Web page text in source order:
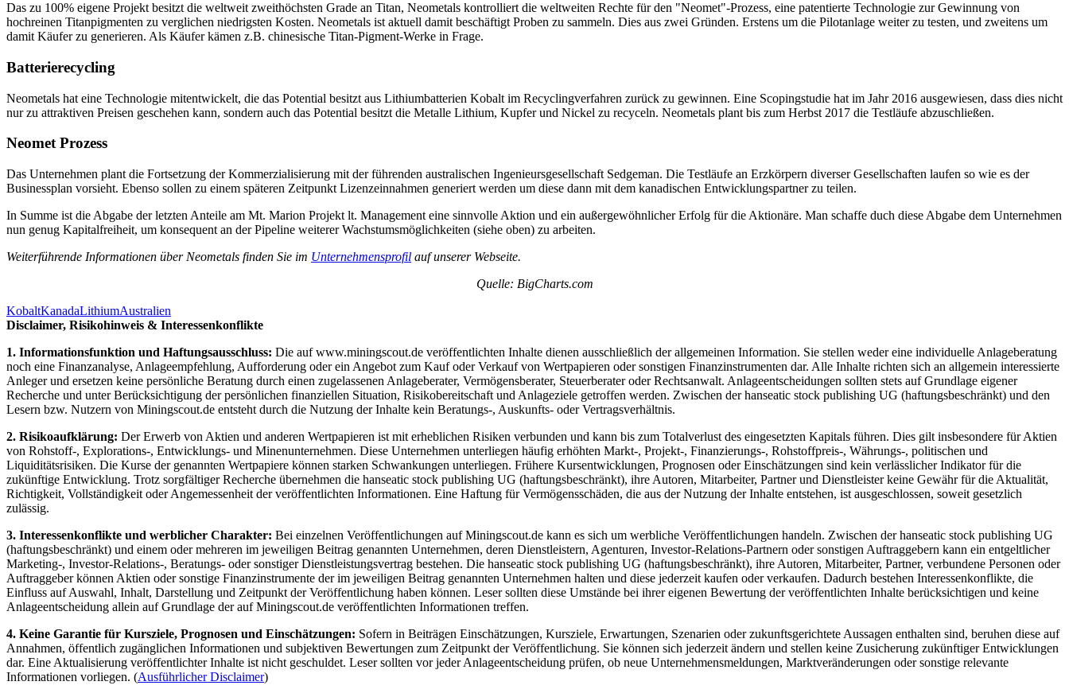
Das zu 100% eigene Projekt besitzt die weltweit zweithöchsten Grade an Titan, Neometals kontrolliert die weltweiten Rechte für den "Neomet"-Prozess, eine patentierte Technologie zur Gewinnung von
hochreinen Titanpigmenten zu verglichen niedrigsten Kosten. Neometals ist aktuell damit beschäftigt Proben zu sammeln. Dies aus zwei Gründen. Erstens um die Pilotanlage weiter zu testen, und zweitens um
damit Käufer zu generieren. Als Käufer kämen z.B. chinesische Titan-Pigment-Werke in Frage.
Batterierecycling
Neometals hat eine Technologie mitentwickelt, die das Potential besitzt aus Lithiumbatterien Kobalt im Recyclingverfahren zurück zu gewinnen. Eine Scopingstudie hat im Jahr 2016 ausgewiesen, dass dies nicht
nur zu attraktiven Preisen geschehen kann, sondern auch das Potential besitzt die Metalle Lithium, Kupfer und Nickel zu recyceln. Neometals plant bis zum Herbst 2017 die Testläufe abzuschließen.
Neomet Prozess
Das Unternehmen plant die Fortsetzung der Kommerzialisierung mit der führenden australischen Ingenieursgesellschaft Sedgeman. Die Testläufe an Erzkörpern diverser Gesellschaften laufen so wie es der
Businessplan vorsieht. Ebenso sollen zu einem späteren Zeitpunkt Lizenzeinnahmen generiert werden um diese dann mit dem kanadischen Entwicklungspartner zu teilen.
In Summe ist die Abgabe der letzten Anteile am Mt. Marion Projekt lt. Management eine sinnvolle Aktion und ein außergewöhnlicher Erfolg für die Aktionäre. Man schaffe duch diese Abgabe dem Unternehmen
nun genug Kapitalfreiheit, um konsequent an der Pipeline weiterer Wachstumsmöglichkeiten (siehe oben) zu arbeiten.
Weiterführende Informationen über Neometals finden Sie im Unternehmensprofil auf unserer Webseite.
Quelle: BigCharts.com
KobaltKanadaLithiumAustralien
Disclaimer, Risikohinweis & Interessenkonflikte
1. Informationsfunktion und Haftungsausschluss: Die auf www.miningscout.de veröffentlichten Inhalte dienen ausschließlich der allgemeinen Information. Sie stellen weder eine individuelle Anlageberatung
noch eine Finanzanalyse, Anlageempfehlung, Aufforderung oder ein Angebot zum Kauf oder Verkauf von Wertpapieren oder sonstigen Finanzinstrumenten dar. Alle Inhalte richten sich an allgemein interessierte
Anleger und ersetzen keine persönliche Beratung durch einen zugelassenen Anlageberater, Vermögensberater, Steuerberater oder Rechtsanwalt. Anlageentscheidungen sollten stets auf Grundlage eigener
Recherche und unter Berücksichtigung der persönlichen finanziellen Situation, Risikobereitschaft und Anlageziele getroffen werden. Zwischen der hanseatic stock publishing UG (haftungsbeschränkt) und den
Lesern bzw. Nutzern von Miningscout.de entsteht durch die Nutzung der Inhalte kein Beratungs-, Auskunfts- oder Vertragsverhältnis.
2. Risikoaufklärung: Der Erwerb von Aktien und anderen Wertpapieren ist mit erheblichen Risiken verbunden und kann bis zum Totalverlust des eingesetzten Kapitals führen. Dies gilt insbesondere für Aktien
von Rohstoff-, Explorations-, Entwicklungs- und Minenunternehmen. Diese Unternehmen unterliegen häufig erhöhten Markt-, Projekt-, Finanzierungs-, Rohstoffpreis-, Währungs-, politischen und
Liquiditätsrisiken. Die Kurse der genannten Wertpapiere können starken Schwankungen unterliegen. Frühere Kursentwicklungen, Prognosen oder Einschätzungen sind kein verlässlicher Indikator für die
zukünftige Entwicklung. Trotz sorgfältiger Recherche übernehmen die hanseatic stock publishing UG (haftungsbeschränkt), ihre Autoren, Mitarbeiter, Partner und Dienstleister keine Gewähr für die Aktualität,
Richtigkeit, Vollständigkeit oder Angemessenheit der veröffentlichten Informationen. Eine Haftung für Vermögensschäden, die aus der Nutzung der Inhalte entstehen, ist ausgeschlossen, soweit gesetzlich
zulässig.
3. Interessenkonflikte und werblicher Charakter: Bei einzelnen Veröffentlichungen auf Miningscout.de kann es sich um werbliche Veröffentlichungen handeln. Zwischen der hanseatic stock publishing UG
(haftungsbeschränkt) und einem oder mehreren im jeweiligen Beitrag genannten Unternehmen, deren Dienstleistern, Agenturen, Investor-Relations-Partnern oder sonstigen Auftraggebern kann ein entgeltlicher
Marketing-, Investor-Relations-, Beratungs- oder sonstiger Dienstleistungsvertrag bestehen. Die hanseatic stock publishing UG (haftungsbeschränkt), ihre Autoren, Mitarbeiter, Partner, verbundene Personen oder
Auftraggeber können Aktien oder sonstige Finanzinstrumente der im jeweiligen Beitrag genannten Unternehmen halten und diese jederzeit kaufen oder verkaufen. Dadurch bestehen Interessenkonflikte, die
Einfluss auf Auswahl, Inhalt, Darstellung und Zeitpunkt der Veröffentlichung haben können. Leser sollten diese Umstände bei ihrer eigenen Bewertung der veröffentlichten Inhalte berücksichtigen und keine
Anlageentscheidung allein auf Grundlage der auf Miningscout.de veröffentlichten Informationen treffen.
4. Keine Garantie für Kursziele, Prognosen und Einschätzungen: Sofern in Beiträgen Einschätzungen, Kursziele, Erwartungen, Szenarien oder zukunftsgerichtete Aussagen enthalten sind, beruhen diese auf
Annahmen, öffentlich zugänglichen Informationen und subjektiven Bewertungen zum Zeitpunkt der Veröffentlichung. Sie können sich jederzeit ändern und stellen keine Zusicherung zukünftiger Entwicklungen
dar. Eine Aktualisierung veröffentlichter Inhalte ist nicht geschuldet. Leser sollten vor jeder Anlageentscheidung prüfen, ob neue Unternehmensmeldungen, Marktveränderungen oder sonstige relevante
Informationen vorliegen. (Ausführlicher Disclaimer)